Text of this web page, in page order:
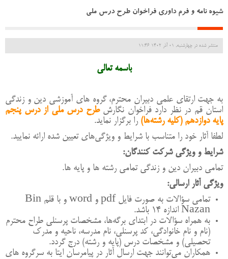
شیوه نامه و فرم داوری فراخوان طرح درس ملی
منتشر شده در چهارشنبه, 01 آذر 1402 11:46
باسمه تعالی
به جهت ارتقای علمی دبیران محترم، گروه های آموزشی دین و زندگی
استان قم در نظر دارد فراخوان نگارشطرح درس ملی از درس پنجم
پایه دوازدهم (کلیه رشته‌ها) را برگزار نماید.
لطفا آثار خود را متناسب با شرایط و ویژگی‌های تعیین شده ارائه نمایید.
شرایط و ویژگی شرکت کنندگان:
تمامی دبیران دین و زندگی تمامی رشته ها و پایه ها.
ویژگی آثار ارسالی:
تمامی سؤالات به صورت فایل pdf و word و با قلم in
B
Nazan اندازه 14 باشد.
به همراه سؤالات در ابتدای برگه‌ها، مشخصات پرسنلی طراح محترم
(نام و نام خانوادگی، کد پرسنلی، نام مدرسه، ناحیه و مدرک
تحصیلی) و مشخصات درس (پایه و رشته) درج گردد.
همکاران می‌توانند جهت ارسال آثار در پیامرسان ایتا به سرگروه های